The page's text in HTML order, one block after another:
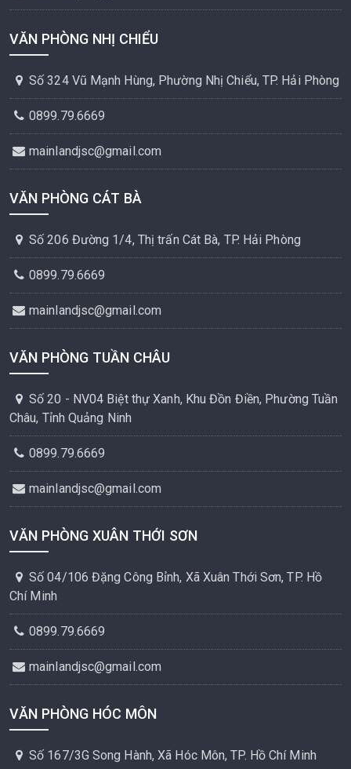
VĂN PHÒNG NHỊ CHIỂU
Số 324 Vũ Mạnh Hùng, Phường Nhị Chiểu, TP. Hải Phòng
0899.79.6669
mainlandjsc@gmail.com
VĂN PHÒNG CÁT BÀ
Số 206 Đường 1/4, Thị trấn Cát Bà, TP. Hải Phòng
0899.79.6669
mainlandjsc@gmail.com
VĂN PHÒNG TUẦN CHÂU
Số 20 - NV04 Biệt thự Xanh, Khu Đồn Điền, Phường Tuần
Châu, Tỉnh Quảng Ninh
0899.79.6669
mainlandjsc@gmail.com
VĂN PHÒNG XUÂN THỚI SƠN
Số 04/106 Đặng Công Bỉnh, Xã Xuân Thới Sơn, TP. Hồ
Chí Minh
0899.79.6669
mainlandjsc@gmail.com
VĂN PHÒNG HÓC MÔN
Số 167/3G Song Hành, Xã Hóc Môn, TP. Hồ Chí Minh